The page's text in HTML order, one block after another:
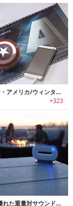
キャプテン・アメリカ/ウィンター・ソルジャー｜ミニBluetoothスピーカー
+323
Mini-O｜優れた重量対サウンド比のポケットサイズBluetoothスピーカー「ミニオー」